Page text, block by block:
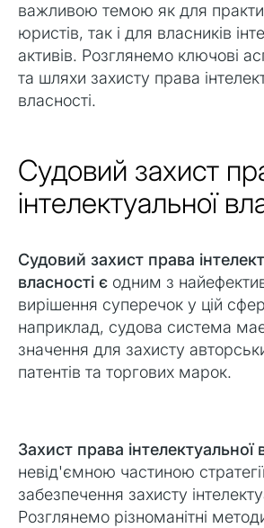
важливою темою як для
юристів, так і для власників
активів. Розглянемо ключові
та шляхи захисту права
власності.
Судовий захист
інтелектуальної
Судовий захист права
власності є одним з
вирішення суперечок у цій
наприклад, судова система
значення для захисту
патентів та торгових марок.
Захист права інтелектуальної
невід'ємною частиною
забезпечення захисту
Розглянемо різноманітні